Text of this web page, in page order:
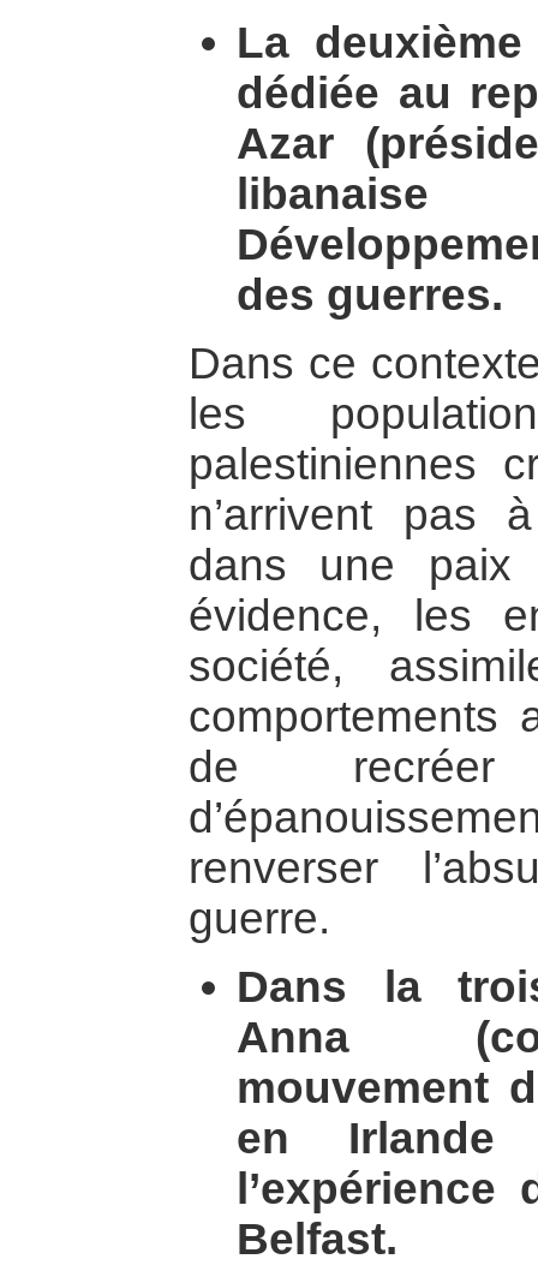
La
dédiée au
Azar
des guerres.
Dans ce
les
palestiniennes
n’arrivent pas
dans une
évidence, les
société,
comportements
de
renverser
guerre.
Dans la
Anna
mouvement
en
Belfast.